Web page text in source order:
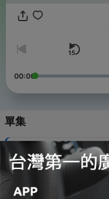
00:00
單集
ヽ(｡◕‿◕｡)ﾉﾟ快来和
28 May 2020
26 - 第01集：恐龙朋友的